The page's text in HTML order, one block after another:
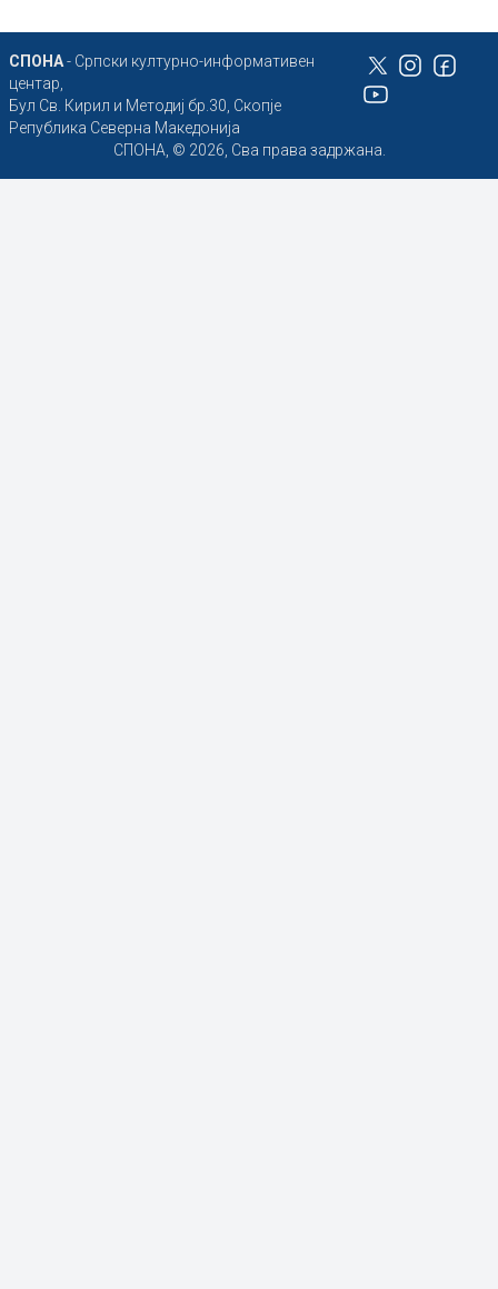
СПОНА- Српски културно-информативен
центар,
Бул Св. Кирил и Методиј бр.30, Скопје
Република Северна Македонија
СПОНА, © 2026, Сва права задржана.